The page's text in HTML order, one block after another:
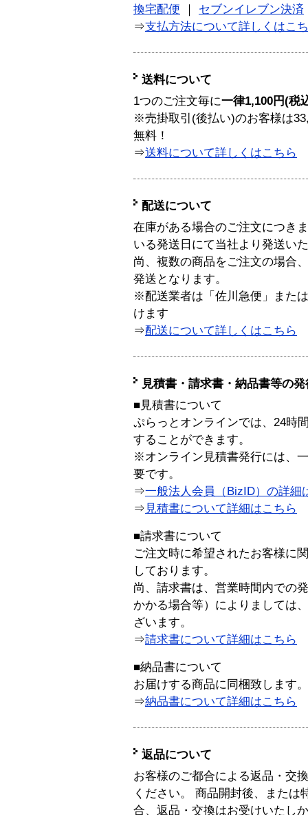
換宅配便
セブンイレブン決済
⇒支払方法について詳しくはこ
送料について
1つのご注文毎に一律1,100円(税
※売掛取引(後払い)のお客様は
無料！
⇒送料について詳しくはこちら
配送について
在庫がある場合のご注文につき
いる発送日にて当社より発送い
尚、複数の商品をご注文の場合
発送となります。
※配送業者は「佐川急便」また
けます
⇒配送について詳しくはこちら
見積書・請求書・納品書等の
■見積書について
ぷらっとオンラインでは、24時
することができます。
※オンライン見積書発行には、
要です。
⇒一般法人会員（BizID）の詳細
⇒ 見積書について詳細はこちら
■請求書について
ご注文時に希望されたお客様に
しております。
尚、請求書は、営業時間内での
かかる場合等）によりましては
ざいます。
⇒請求書について詳細はこちら
■納品書について
お届けする商品に同梱致します。
⇒納品書について詳細はこちら
返品について
お客様のご都合による返品・交
ください。 商品開封後、または
合、返品・交換はお受けいたし